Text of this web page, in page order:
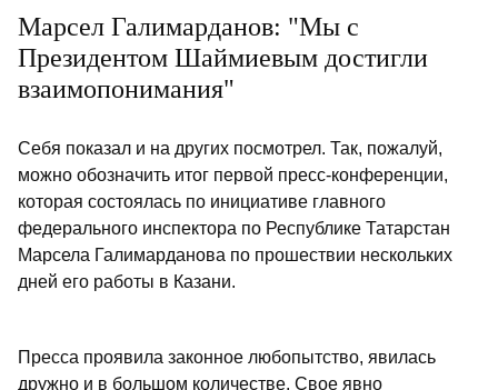
Марсел Галимарданов: "Мы с
Президентом Шаймиевым достигли
взаимопонимания"
Себя показал и на других посмотрел. Так, пожалуй,
можно обозначить итог первой пресс-конференции,
которая состоялась по инициативе главного
федерального инспектора по Республике Татарстан
Марсела Галимарданова по прошествии нескольких
дней его работы в Казани.
Пресса проявила законное любопытство, явилась
дружно и в большом количестве. Свое явно